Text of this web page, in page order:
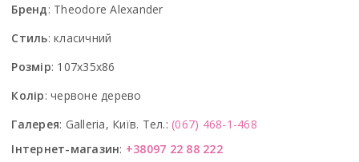
Бренд: Theodore Alexander
Стиль:класичний
Розмір: 107x35x86
Колір:червоне дерево
Галерея: Galleria, Київ. Тел.: (067) 468-1-468
Інтернет-магазин: +38097 22 88 222